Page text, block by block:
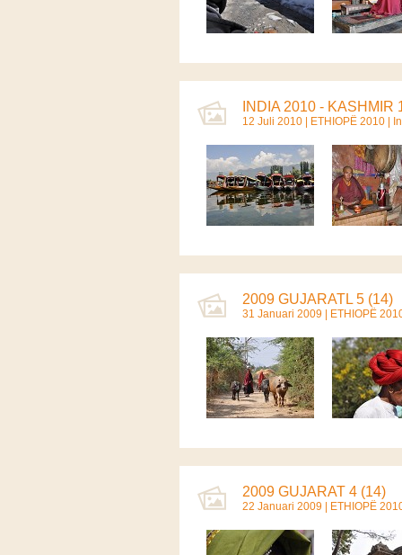
INDIA 2010 - KASHMIR
12 Juli 2010 | ETHIOPË 2010 |
2009 GUJARATL 5 (14)
31 Januari 2009 | ETHIOPË
2009 GUJARAT 4 (14)
22 Januari 2009 | ETHIOPË